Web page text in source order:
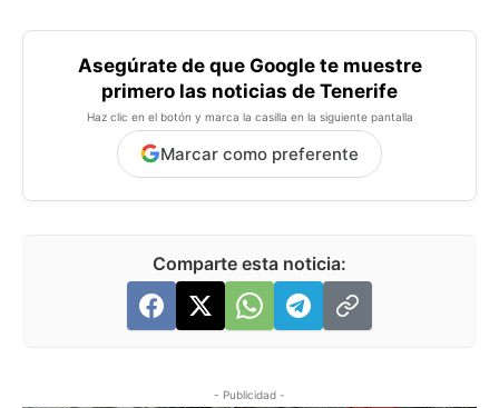
Asegúrate de que Google te muestre
primero las noticias de Tenerife
Haz clic en el botón y marca la casilla en la siguiente pantalla
Marcar como preferente
Comparte esta noticia:
- Publicidad -